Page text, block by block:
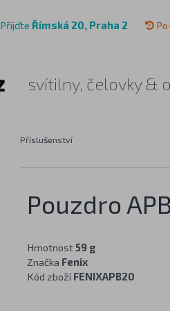
Přijďte Římská 20, Praha 2
svítilny, čelovky &
Příslušenství
Pouzdro
Hmotnost59 g
Značka Fenix
Kód zbožíFENIXAPB20